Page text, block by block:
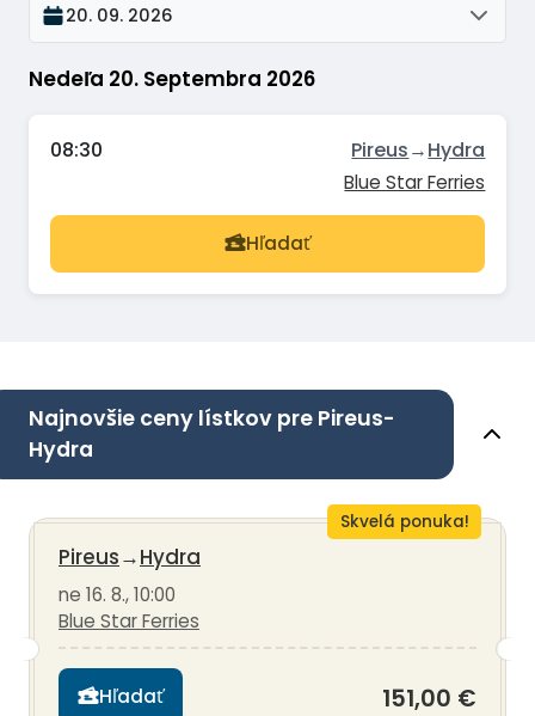
Nedeľa 20. Septembra 2026
20. 09. 2026
08:30 Pireus→Hydra
Blue Star Ferries
Hľadať
Najnovšie ceny lístkov pre Pireus-
Hydra
Skvelá ponuka!
Pireus→Hydra
ne 16. 8., 10:00
Blue Star Ferries
Hľadať 151,00 €